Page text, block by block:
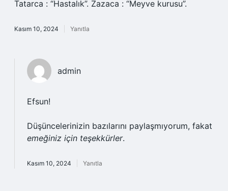
Tatarca : “Hastalık”. Zazaca : “Meyve kurusu”.
Kasım 10, 2024 Yanıtla
admin
Efsun!
Düşüncelerinizin bazılarını paylaşmıyorum, fakat
emeğiniz için teşekkürler.
Kasım 10, 2024 Yanıtla